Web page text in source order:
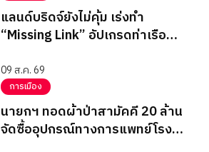
แลนด์บริดจ์ยังไม่คุ้ม เร่งทำ
“Missing Link” อัปเกรดท่าเรือ
09 ส.ค. 69
การเมือง
นายกฯ ทอดผ้าป่าสามัคคี 20 ล้าน
จัดซื้ออุปกรณ์ทางการแพทย์โรง